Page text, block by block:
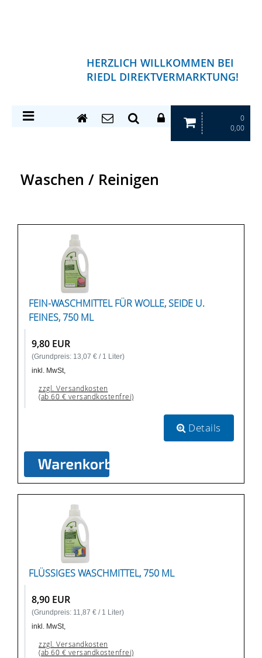
HERZLICH WILLKOMMEN BEI
RIEDL DIREKTVERMARKTUNG!
0
0,00
Waschen / Reinigen
FEIN-WASCHMITTEL FÜR WOLLE, SEIDE U.
FEINES, 750 ML
9,80 EUR
(Grundpreis: 13,07 € / 1 Liter)
inkl. MwSt,
zzgl. Versandkosten
(ab 60 € versandkostenfrei)
Details
FLÜSSIGES WASCHMITTEL, 750 ML
8,90 EUR
(Grundpreis: 11,87 € / 1 Liter)
inkl. MwSt,
zzgl. Versandkosten
(ab 60 € versandkostenfrei)